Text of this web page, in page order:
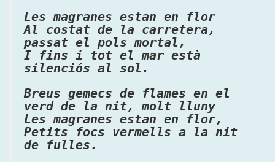
Les magranes estan en flor
Al costat de la carretera,
passat el pols mortal,
I fins i tot el mar està
silenciós al sol.
Breus gemecs de flames en el
verd de la nit, molt lluny
Les magranes estan en flor,
Petits focs vermells a la nit
de fulles.